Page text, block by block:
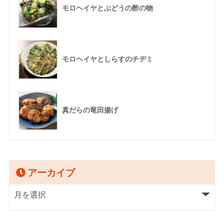
モロヘイヤとぶどうの酢の物
モロヘイヤとしらすのチヂミ
真だらの竜田揚げ
アーカイブ